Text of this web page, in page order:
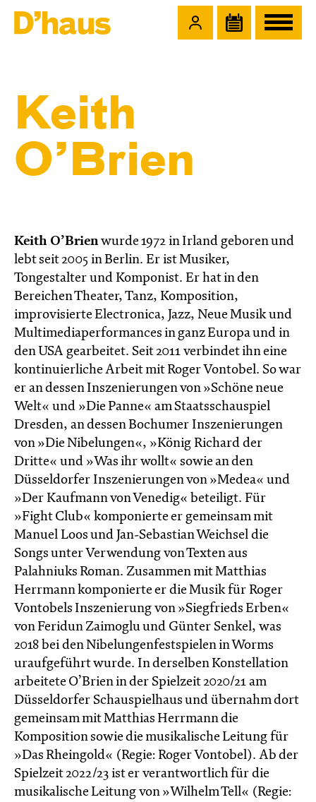
Keith
O’Brien
Keith O’Brien wurde 1972 in Irland geboren und
lebt seit 2005 in Berlin. Er ist Musiker,
Tongestalter und Komponist. Er hat in den
Bereichen Theater, Tanz, Komposition,
improvisierte Electronica, Jazz, Neue Musik und
Multimediaperformances in ganz Europa und in
den USA gearbeitet. Seit 2011 verbindet ihn eine
kontinuierliche Arbeit mit Roger Vontobel. So war
er an dessen Inszenierungen von »Schöne neue
Welt« und »Die Panne« am Staatsschauspiel
Dresden, an dessen Bochumer Inszenierungen
von »Die Nibelungen«, »König Richard der
Dritte« und »Was ihr wollt« sowie an den
Düsseldorfer Inszenierungen von »Medea« und
»Der Kaufmann von Venedig« beteiligt. Für
»Fight Club« komponierte er gemeinsam mit
Manuel Loos und Jan-Sebastian Weichsel die
Songs unter Verwendung von Texten aus
Palahniuks Roman. Zusammen mit Matthias
Herrmann komponierte er die Musik für Roger
Vontobels Inszenierung von »Siegfrieds Erben«
von Feridun Zaimoglu und Günter Senkel, was
2018 bei den Nibelungenfestspielen in Worms
uraufgeführt wurde. In derselben Konstellation
arbeitete O’Brien in der Spielzeit 2020/21 am
Düsseldorfer Schauspielhaus und übernahm dort
gemeinsam mit Matthias Herrmann die
Komposition sowie die musikalische Leitung für
»Das Rheingold« (Regie: Roger Vontobel). Ab der
Spielzeit 2022/23 ist er verantwortlich für die
musikalische Leitung von »Wilhelm Tell« (Regie: